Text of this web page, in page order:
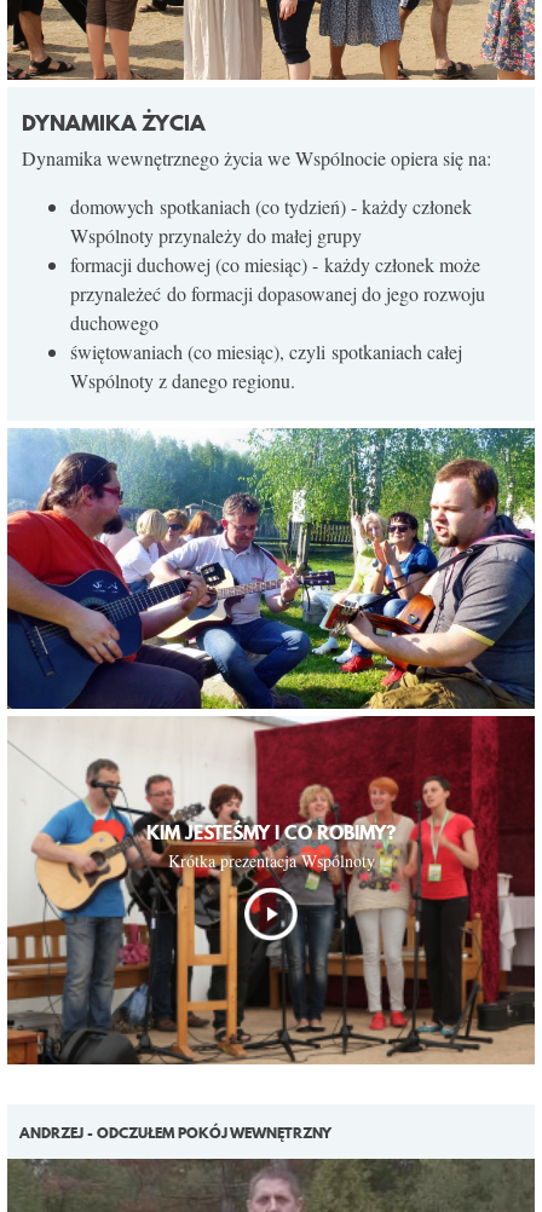
DYNAMIKA ŻYCIA
Dynamika wewnętrznego życia we Wspólnocie opiera się na:
domowych spotkaniach (co tydzień) - każdy członek
Wspólnoty przynależy do małej grupy
formacji duchowej (co miesiąc) - każdy członek może
przynależeć do formacji dopasowanej do jego rozwoju
duchowego
świętowaniach (co miesiąc), czyli spotkaniach całej
Wspólnoty z danego regionu.
KIM JESTEŚMY I CO ROBIMY?
Krótka prezentacja Wspólnoty
ANDRZEJ - ODCZUŁEM POKÓJ WEWNĘTRZNY